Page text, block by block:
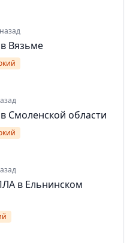
Вязьме
Смоленской области
в Ельнинском